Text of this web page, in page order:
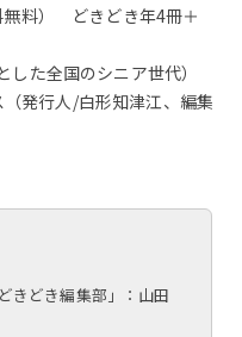
無料） どきどき年4冊＋
た全国のシニア世代）
発行人/白形知津江、編集
きどき編集部」：山田